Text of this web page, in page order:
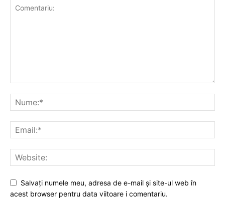
Salvați numele meu, adresa de e-mail și site-ul web în
acest browser pentru data viitoare i comentariu.